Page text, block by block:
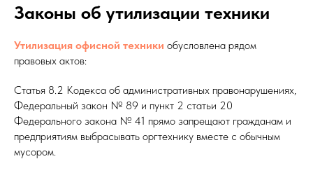
Законы об утилизации техники
Утилизация офисной техники обусловлена рядом
правовых актов:
Статья 8.2 Кодекса об административных правонарушениях,
Федеральный закон № 89 и пункт 2 статьи 20
Федерального закона № 41 прямо запрещают гражданам и
предприятиям выбрасывать оргтехнику вместе с обычным
мусором.